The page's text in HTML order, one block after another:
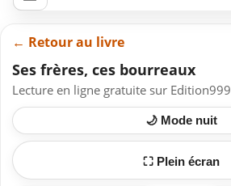
← Retour au livre
Ses frères, ces bourreaux
Lecture en ligne gratuite sur Edition999
🌙 Mode nuit
⛶ Plein écran